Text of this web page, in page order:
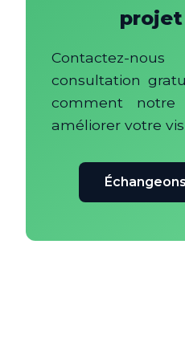
projet
Contactez-
consultation
comment notre
améliorer votre